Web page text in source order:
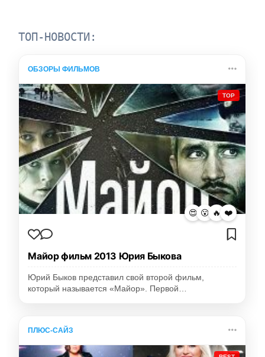
ТОП-НОВОСТИ:
ОБЗОРЫ ФИЛЬМОВ
TOP
😍 😮 🔥 ❤️
Майор фильм 2013 Юрия Быкова
Юрий Быков представил свой второй фильм,
который называется «Майор». Первой…
ПЛЮС-САЙЗ